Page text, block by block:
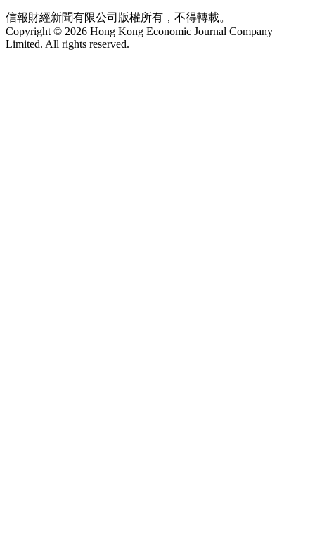
信報財經新聞有限公司版權所有，不得轉載。
Copyright © 2026 Hong Kong Economic Journal Company
Limited. All rights reserved.